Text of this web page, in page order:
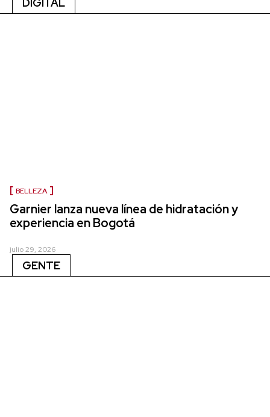
BELLEZA
Garnier lanza nueva línea de hidratación y
experiencia en Bogotá
julio 29, 2026
GENTE